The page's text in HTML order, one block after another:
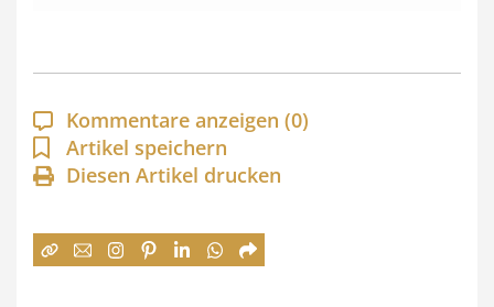
p
a
n
n
:
Kommentare anzeigen (0)
Artikel speichern
Diesen Artikel drucken